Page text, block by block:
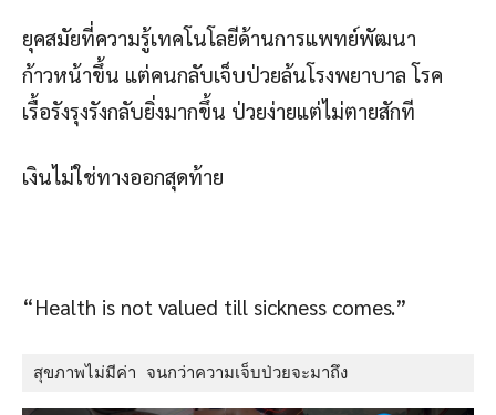
ยุคสมัยที่ความรู้เทคโนโลยีด้านการแพทย์พัฒนา
ก้าวหน้าขึ้น แต่คนกลับเจ็บป่วยล้นโรงพยาบาล โรค
เรื้อรังรุงรังกลับยิ่งมากขึ้น ป่วยง่ายแต่ไม่ตายสักที
เงินไม่ใช่ทางออกสุดท้าย
“Health is not valued till sickness comes.”
สุขภาพไม่มีค่า จนกว่าความเจ็บป่วยจะมาถึง